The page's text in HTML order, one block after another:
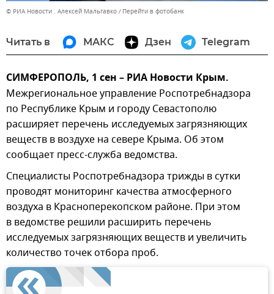
© РИА Новости . Алексей Мальгавко Перейти в фотобанк
Читать в МАКС Дзен Telegram
СИМФЕРОПОЛЬ, 1 сен – РИА Новости Крым.
Межрегиональное управление Роспотребнадзора
по Республике Крым и городу Севастополю
расширяет перечень исследуемых загрязняющих
веществ в воздухе на севере Крыма. Об этом
сообщает пресс-служба ведомства.
Специалисты Роспотребнадзора трижды в сутки
проводят мониторинг качества атмосферного
воздуха в Красноперекопском районе. При этом
в ведомстве решили расширить перечень
исследуемых загрязняющих веществ и увеличить
количество точек отбора проб.